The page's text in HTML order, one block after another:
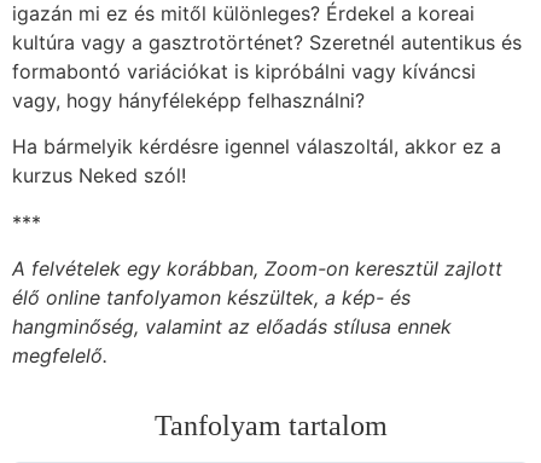
igazán mi ez és mitől különleges? Érdekel a koreai
kultúra vagy a gasztrotörténet? Szeretnél autentikus és
formabontó variációkat is kipróbálni vagy kíváncsi
vagy, hogy hányféleképp felhasználni?
Ha bármelyik kérdésre igennel válaszoltál, akkor ez a
kurzus Neked szól!
***
A felvételek egy korábban, Zoom-on keresztül zajlott
élő online tanfolyamon készültek, a kép- és
hangminőség, valamint az előadás stílusa ennek
megfelelő.
Tanfolyam tartalom